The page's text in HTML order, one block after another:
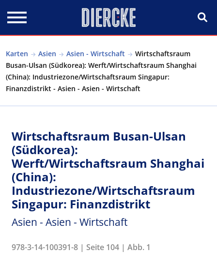
Karten Asien Asien - Wirtschaft
Wirtschaftsraum
Busan-Ulsan (Südkorea): Werft/Wirtschaftsraum Shanghai
(China): Industriezone/Wirtschaftsraum Singapur:
Finanzdistrikt - Asien - Asien - Wirtschaft
Wirtschaftsraum Busan-Ulsan
(Südkorea):
Werft/Wirtschaftsraum Shanghai
(China):
Industriezone/Wirtschaftsraum
Singapur: Finanzdistrikt
Asien - Asien - Wirtschaft
978-3-14-100391-8 | Seite 104 | Abb. 1